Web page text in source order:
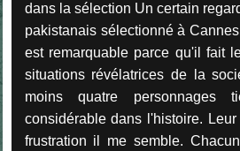
dans la sélection Un certain
pakistanais sélectionné à
est remarquable parce qu'il fait
situations révélatrices de la
moins quatre personnages
considérable dans l'histoire.
frustration il me semble.